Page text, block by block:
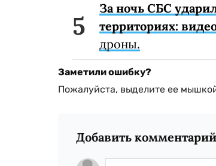
За ночь СБС
территориях:
дроны.
Заметили ошибку?
Пожалуйста, выделите ее
Добавить комментарий